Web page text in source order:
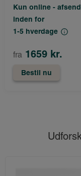
Kun online -
inden for
1-5 hverdage
fra 1659 kr.
Bestil nu